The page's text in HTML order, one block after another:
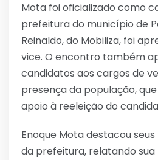
Mota foi oficializado como
prefeitura do município de
Reinaldo, do Mobiliza, foi
vice. O encontro também
candidatos aos cargos de
presença da população,
apoio à reeleição do
Enoque Mota destacou
da prefeitura, relatando